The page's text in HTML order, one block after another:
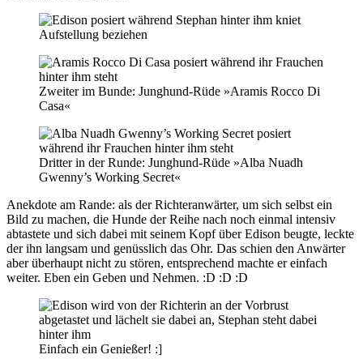
Aufstellung beziehen
Zweiter im Bunde: Junghund-Rüde »Aramis Rocco Di
Casa«
Dritter in der Runde: Junghund-Rüde »Alba Nuadh
Gwenny’s Working Secret«
Anekdote am Rande: als der Richteranwärter, um sich selbst ein
Bild zu machen, die Hunde der Reihe nach noch einmal intensiv
abtastete und sich dabei mit seinem Kopf über Edison beugte, leckte
der ihn langsam und genüsslich das Ohr. Das schien den Anwärter
aber überhaupt nicht zu stören, entsprechend machte er einfach
weiter. Eben ein Geben und Nehmen. :D :D :D
Einfach ein Genießer! :]